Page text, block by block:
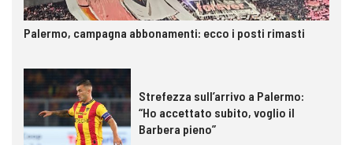
Palermo, campagna abbonamenti: ecco i posti rimasti
Strefezza sull’arrivo a Palermo:
“Ho accettato subito, voglio il
Barbera pieno”